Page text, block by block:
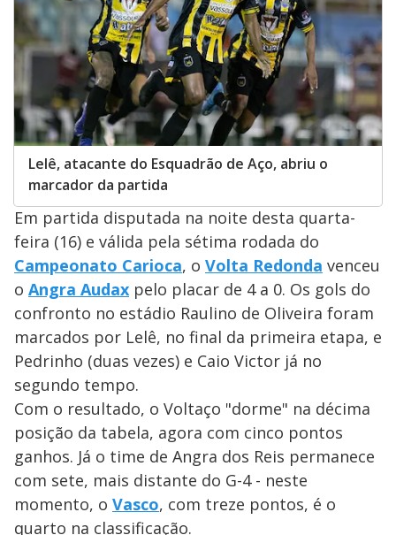
Lelê, atacante do Esquadrão de Aço, abriu o
marcador da partida
Em partida disputada na noite desta quarta-
feira (16) e válida pela sétima rodada do
Campeonato Carioca, o Volta Redonda venceu
o Angra Audax pelo placar de 4 a 0. Os gols do
confronto no estádio Raulino de Oliveira foram
marcados por Lelê, no final da primeira etapa, e
Pedrinho (duas vezes) e Caio Victor já no
segundo tempo.
Com o resultado, o Voltaço "dorme" na décima
posição da tabela, agora com cinco pontos
ganhos. Já o time de Angra dos Reis permanece
com sete, mais distante do G-4 - neste
momento, o Vasco, com treze pontos, é o
quarto na classificação.